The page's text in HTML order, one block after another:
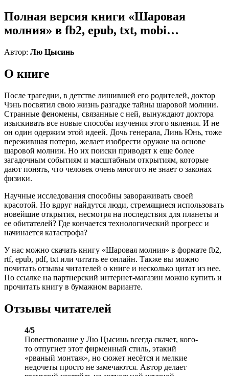
Полная версия книги «Шаровая
молния» в fb2, epub, txt, mobi…
Автор: Лю Цысинь
О книге
После трагедии, в детстве лишившей его родителей, доктор
Чэнь посвятил свою жизнь разгадке тайны шаровой молнии.
Странные феномены, связанные с ней, вынуждают доктора
изыскивать все новые способы изучения этого явления. И не
он один одержим этой идеей. Дочь генерала, Линь Юнь, тоже
пережившая потерю, желает изобрести оружие на основе
шаровой молнии. Но их поиски приводят к еще более
загадочным событиям и масштабным открытиям, которые
дают понять, что человек очень многого не знает о законах
физики.
Научные исследования способны завораживать своей
красотой. Но вдруг найдутся люди, стремящиеся использовать
новейшие открытия, несмотря на последствия для планеты и
ее обитателей? Где кончается технологический прогресс и
начинается катастрофа?
У нас можно скачать книгу «Шаровая молния» в формате fb2,
rtf, epub, pdf, txt или читать ее онлайн. Также вы можно
почитать отзывы читателей о книге и несколько цитат из нее.
По ссылке на партнерский интернет-магазин можно купить и
прочитать книгу в бумажном варианте.
Отзывы читателей
4/5
Повествование у Лю Цысинь всегда скачет, кого-
то отпугнет этот фирменный стиль, этакий
«рваный монтаж», но сюжет несётся и мелкие
недочеты просто не замечаются. Автор делает